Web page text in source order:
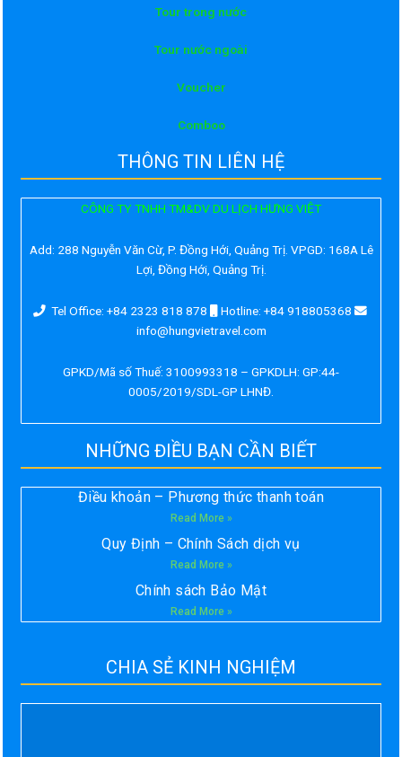
Tour trong nước
Tour nước ngoài
Voucher
Comboo
THÔNG TIN LIÊN HỆ
CÔNG TY TNHH TM&DV DU LỊCH HƯNG VIỆT
Add: 288 Nguyễn Văn Cừ, P. Đồng Hới, Quảng Trị. VPGD: 168A Lê
Lợi, Đồng Hới, Quảng Trị.
Tel Office: +84 2323 818 878
Hotline: +84 918805368
info@hungvietravel.com
GPKD/Mã số Thuế: 3100993318 – GPKDLH: GP:44-
0005/2019/SDL-GP LHNĐ.
NHỮNG ĐIỀU BẠN CẦN BIẾT
Điều khoản – Phương thức thanh toán
Read More »
Quy Định – Chính Sách dịch vụ
Read More »
Chính sách Bảo Mật
Read More »
CHIA SẺ KINH NGHIỆM